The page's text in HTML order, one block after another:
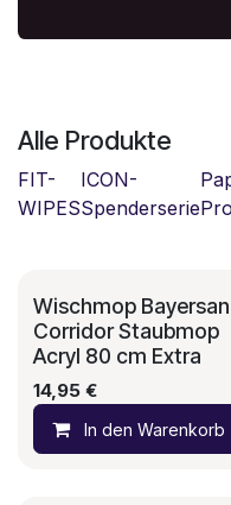
Alle Produkte
FIT-
WIPES
ICON-
Spenderserie
Wischmop Bayersan
Corridor Staubmop
Acryl 80 cm Extra
14,95€
In den Warenkorb